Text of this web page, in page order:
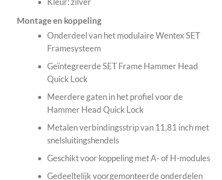
Montage en koppeling
Onderdeel van het modulaire Wentex SET
Framesysteem
Geïntegreerde SET Frame Hammer Head
Quick Lock
Meerdere gaten in het profiel voor de
Hammer Head Quick Lock
Metalen verbindingsstrip van 11,81 inch met
snelsluitingshendels
Geschikt voor koppeling met A- of H-modules
Gedeeltelijk voorgemonteerde onderdelen